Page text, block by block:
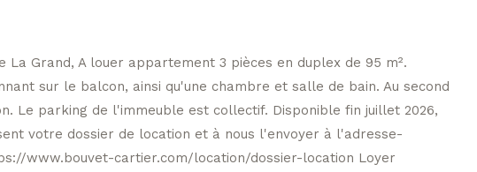
La Grand, A louer appartement 3 pièces en duplex de 95 m².
sur le balcon, ainsi qu'une chambre et salle de bain. Au second
Le parking de l'immeuble est collectif. Disponible fin juillet 2026,
votre dossier de location et à nous l'envoyer à l'adresse-
www.bouvet-cartier.com/location/dossier-location Loyer